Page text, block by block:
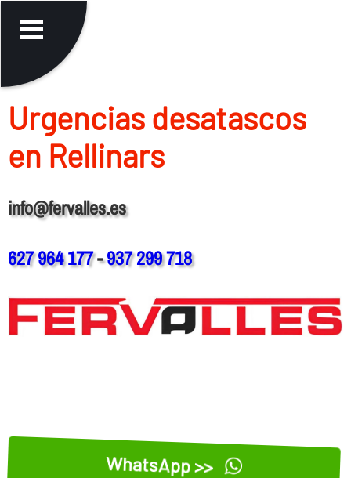
Urgencias desatascos
en Rellinars
info@fervalles.es
627 964 177-937 299 718
WhatsApp >>